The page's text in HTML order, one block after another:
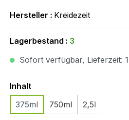
Hersteller : Kreidezeit
Lagerbestand : 3
Sofort verfügbar, Lieferzeit:
InhaltAuswählen
375ml
750ml 2,5l